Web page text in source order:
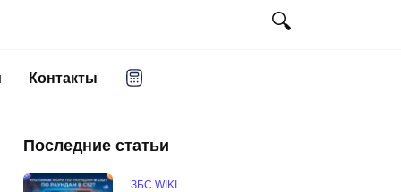
Контакты
Последние статьи
ЗБС WIKI